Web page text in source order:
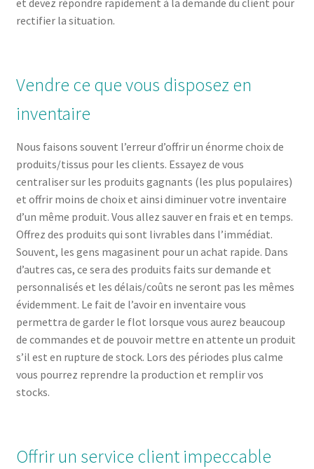
rectifier la situation.
Vendre ce que vous disposez en
inventaire
Nous faisons souvent l’erreur d’offrir un énorme choix de
produits/tissus pour les clients. Essayez de vous
centraliser sur les produits gagnants (les plus populaires)
et offrir moins de choix et ainsi diminuer votre inventaire
d’un même produit. Vous allez sauver en frais et en temps.
Offrez des produits qui sont livrables dans l’immédiat.
Souvent, les gens magasinent pour un achat rapide. Dans
d’autres cas, ce sera des produits faits sur demande et
personnalisés et les délais/coûts ne seront pas les mêmes
évidemment. Le fait de l’avoir en inventaire vous
permettra de garder le flot lorsque vous aurez beaucoup
de commandes et de pouvoir mettre en attente un produit
s’il est en rupture de stock. Lors des périodes plus calme
vous pourrez reprendre la production et remplir vos
stocks.
Offrir un service client impeccable